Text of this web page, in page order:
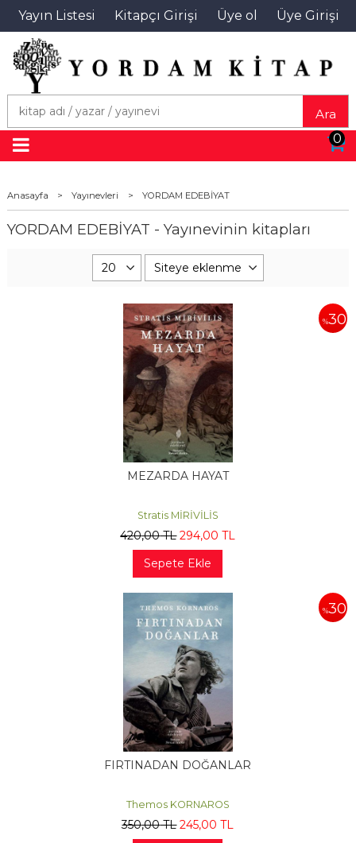
Yayın Listesi Kitapçı Girişi Üye ol Üye Girişi
Ara
0
Anasayfa > Yayınevleri > YORDAM EDEBİYAT
YORDAM EDEBİYAT - Yayınevinin kitapları
%30
MEZARDA HAYAT
Stratis MİRİVİLİS
420,00TL 294,00 TL
Sepete Ekle
%30
FIRTINADAN DOĞANLAR
Themos KORNAROS
350,00TL 245,00 TL